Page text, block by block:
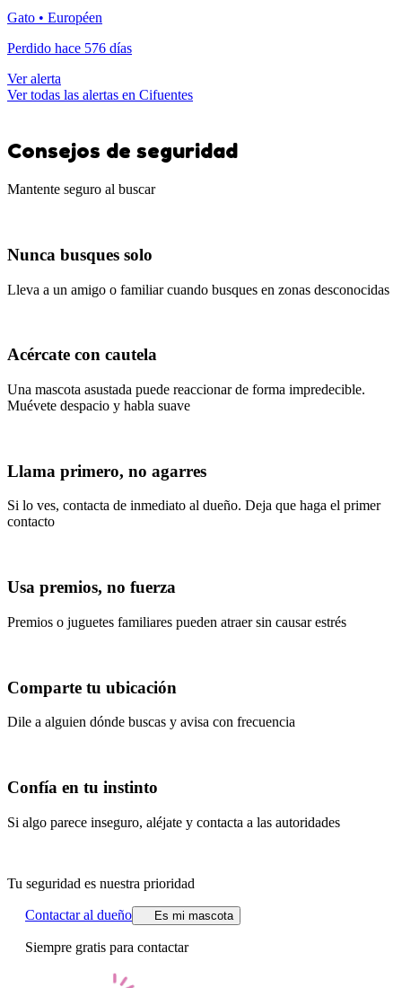
Gato • Européen
Perdido hace 576 días
Ver alerta
Ver todas las alertas en Cifuentes
Consejos de seguridad
Mantente seguro al buscar
Nunca busques solo
Lleva a un amigo o familiar cuando busques en zonas desconocidas
Acércate con cautela
Una mascota asustada puede reaccionar de forma impredecible.
Muévete despacio y habla suave
Llama primero, no agarres
Si lo ves, contacta de inmediato al dueño. Deja que haga el primer
contacto
Usa premios, no fuerza
Premios o juguetes familiares pueden atraer sin causar estrés
Comparte tu ubicación
Dile a alguien dónde buscas y avisa con frecuencia
Confía en tu instinto
Si algo parece inseguro, aléjate y contacta a las autoridades
Tu seguridad es nuestra prioridad
Contactar al dueño Es mi mascota
Siempre gratis para contactar